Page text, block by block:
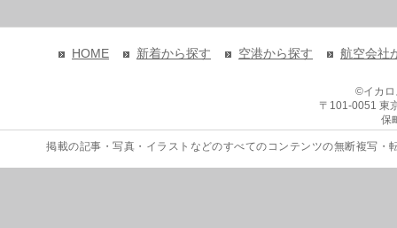
HOME 新着から探す 空港から探す 航空会社
©イカ
〒101-0051 東
保
掲載の記事・写真・イラストなどのすべてのコンテンツの無断複